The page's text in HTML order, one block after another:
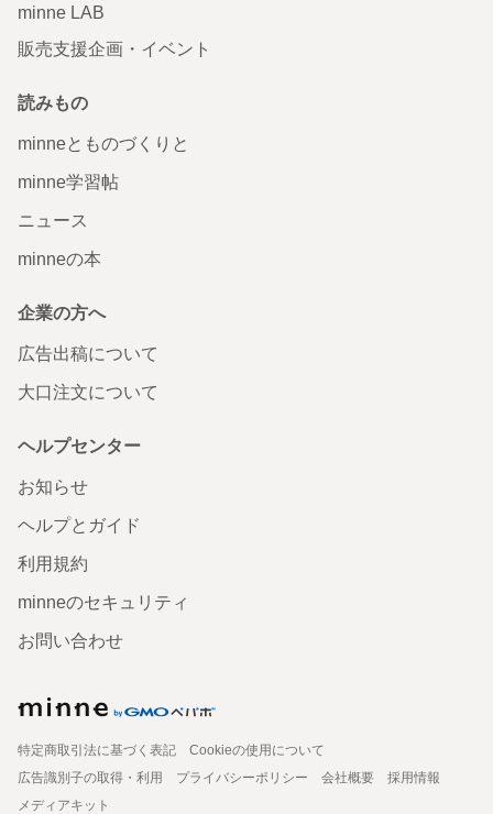
minne LAB
販売支援企画・イベント
読みもの
minneとものづくりと
minne学習帖
ニュース
minneの本
企業の方へ
広告出稿について
大口注文について
ヘルプセンター
お知らせ
ヘルプとガイド
利用規約
minneのセキュリティ
お問い合わせ
特定商取引法に基づく表記
Cookieの使用について
広告識別子の取得・利用
プライバシーポリシー 会社概要
採用情報
メディアキット